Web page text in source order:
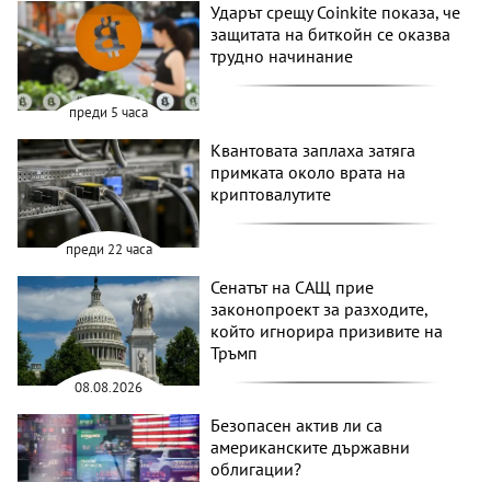
преди 5 часа
Ударът срещу Coinkite показа, че
защитата на биткойн се оказва
трудно начинание
преди 22 часа
Квантовата заплаха затяга
примката около врата на
криптовалутите
08.08.2026
Сенатът на САЩ прие
законопроект за разходите,
който игнорира призивите на
Тръмп
Безопасен актив ли са
американските държавни
облигации?